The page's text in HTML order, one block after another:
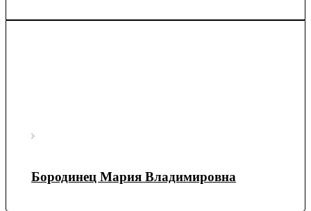
Бородинец Мария Владимировна